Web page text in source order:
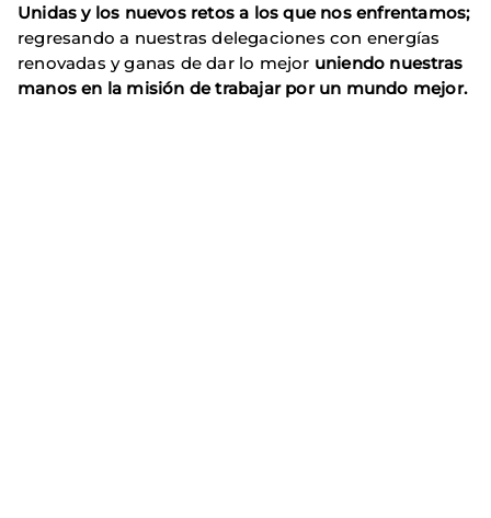
Unidas y los nuevos retos a los que nos enfrentamos;
regresando a nuestras delegaciones con energías
renovadas y ganas de dar lo mejor uniendo nuestras
manos en la misión de trabajar por un mundo mejor.